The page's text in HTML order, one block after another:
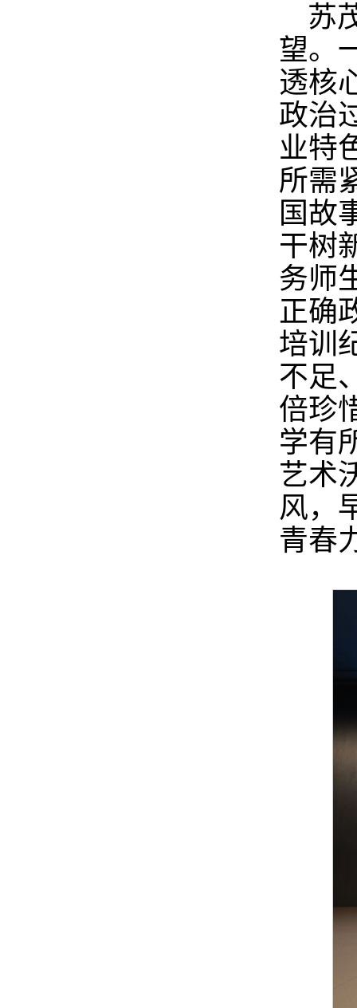
苏
望。
透核
政治
业特
所需
国故
干树
务师
正确
培训
不足
倍珍
学有
艺术
风，
青春